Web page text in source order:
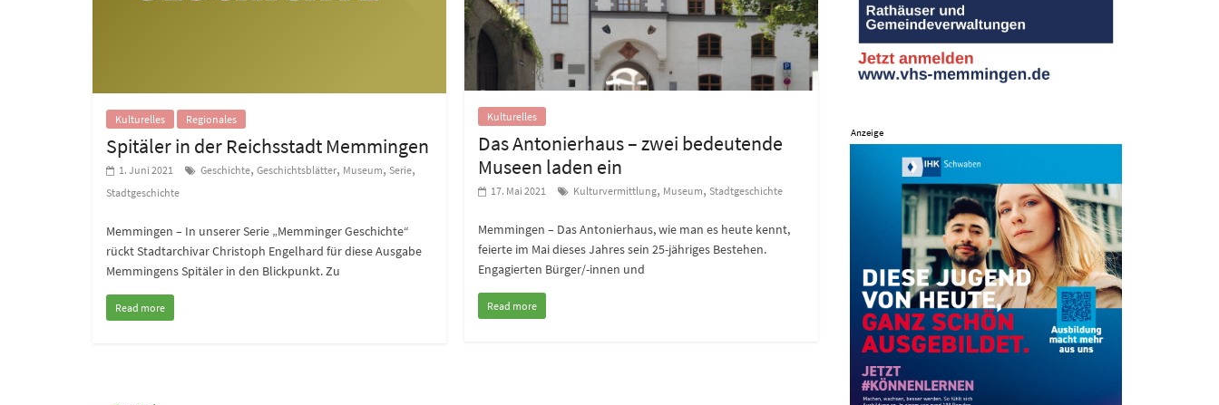
Kulturelles Regionales
Spitäler in der Reichsstadt Memmingen
1. Juni 2021 Geschichte, Geschichtsblätter, Museum, Serie,
Stadtgeschichte
Memmingen – In unserer Serie „Memminger Geschichte“
rückt Stadtarchivar Christoph Engelhard für diese Ausgabe
Memmingens Spitäler in den Blickpunkt. Zu
Read more
Kulturelles
Das Antonierhaus – zwei bedeutende
Museen laden ein
17. Mai 2021 Kulturvermittlung, Museum,Stadtgeschichte
Memmingen – Das Antonierhaus, wie man es heute kennt,
feierte im Mai dieses Jahres sein 25-jähriges Bestehen.
Engagierten Bürger/-innen und
Read more
Anzeige